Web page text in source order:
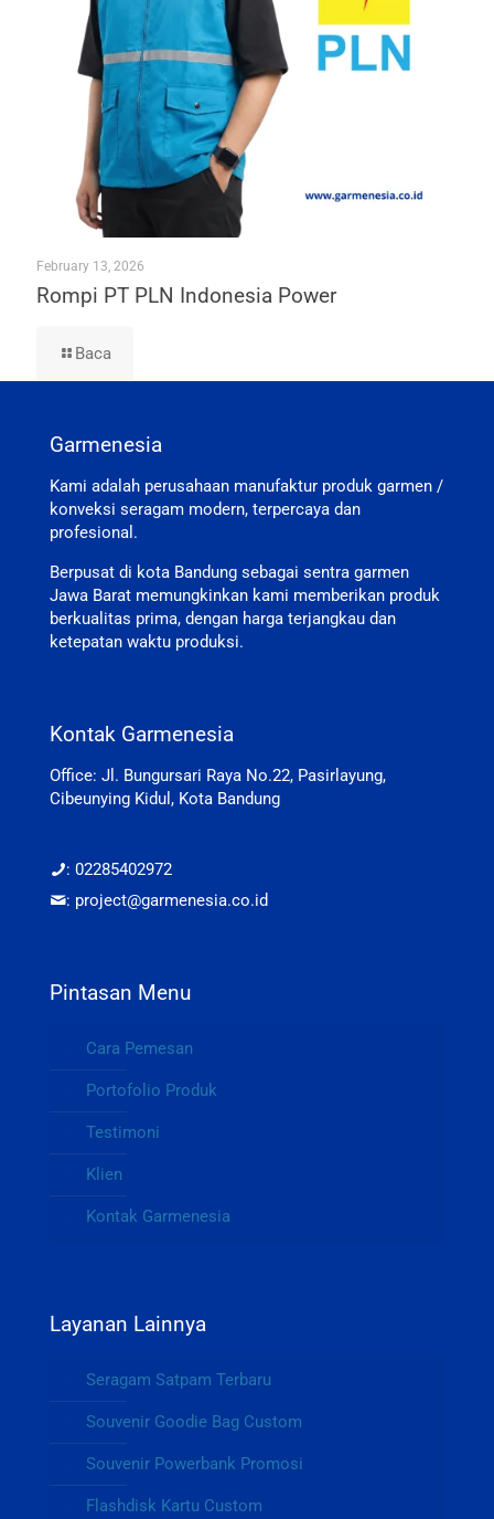
February 13, 2026
Rompi PT PLN Indonesia Power
Baca
Garmenesia
Kami adalah perusahaan manufaktur produk garmen /
konveksi seragam modern, terpercaya dan
profesional.
Berpusat di kota Bandung sebagai sentra garmen
Jawa Barat memungkinkan kami memberikan produk
berkualitas prima, dengan harga terjangkau dan
ketepatan waktu produksi.
Kontak Garmenesia
Office: Jl. Bungursari Raya No.22, Pasirlayung,
Cibeunying Kidul, Kota Bandung
: 02285402972
: project@garmenesia.co.id
Pintasan Menu
Cara Pemesan
Portofolio Produk
Testimoni
Klien
Kontak Garmenesia
Layanan Lainnya
Seragam Satpam Terbaru
Souvenir Goodie Bag Custom
Souvenir Powerbank Promosi
Flashdisk Kartu Custom